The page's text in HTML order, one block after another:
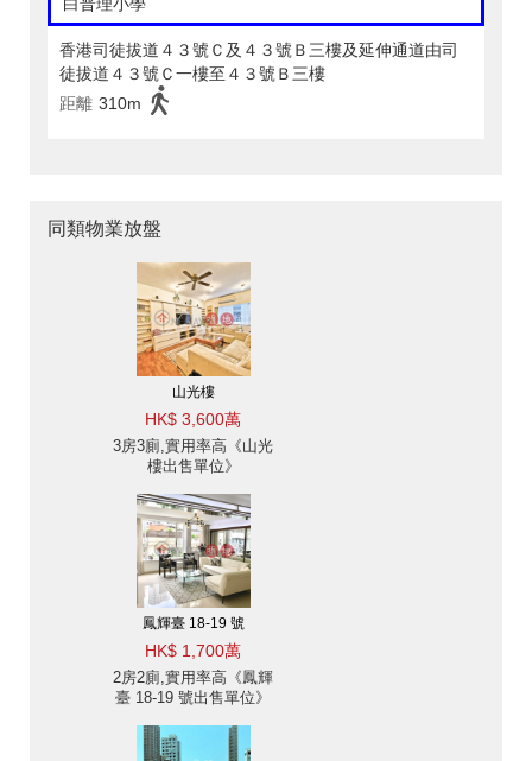
白普理小學
香港司徒拔道４３號Ｃ及４３號Ｂ三樓及延伸通道由司
徒拔道４３號Ｃ一樓至４３號Ｂ三樓
距離 310m
同類物業放盤
山光樓
HK$ 3,600萬
3房3廁,實用率高《山光
樓出售單位》
鳳輝臺 18-19 號
HK$ 1,700萬
2房2廁,實用率高《鳳輝
臺 18-19 號出售單位》